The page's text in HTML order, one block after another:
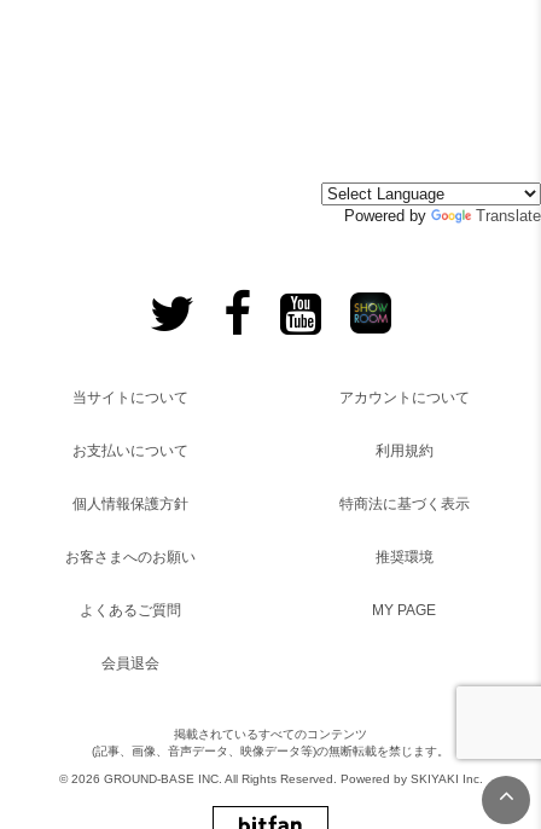
Powered by Translate
当サイトについて アカウントについて
お支払いについて 利用規約
個人情報保護方針 特商法に基づく表示
お客さまへのお願い 推奨環境
よくあるご質問 MY PAGE
会員退会
掲載されているすべてのコンテンツ
(記事、画像、音声データ、映像データ等)の無断転載を禁じます。
© 2026 GROUND-BASE INC. All Rights Reserved. Powered by SKIYAKI Inc.